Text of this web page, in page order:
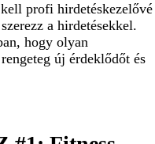
profi hirdetéskezelővé
a hirdetésekkel.
hogy olyan
új érdeklődőt és